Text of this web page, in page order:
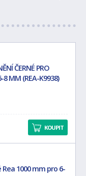
ČERNÉ PRO
8 MM (REA-K9938)
KOUPIT
1000 mm pro 6-